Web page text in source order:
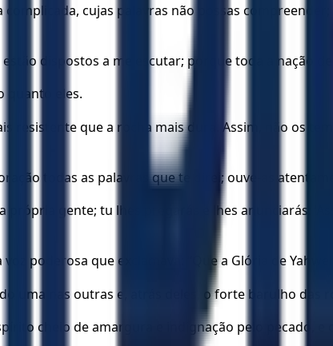
cujas palavras não possas
dispostos a me escutar; porque toda a nação
quanto eles.
que a rocha mais dura. Assim, não os
todas as palavras que te direi; ouve-as
gente; tu lhes pregarás e lhes anunciarás:
poderosa que exclamava: “Que a Glória de
uma nas outras e, atrás deles, o forte barulho das
cheio de amargura e indignação pelo pecado,